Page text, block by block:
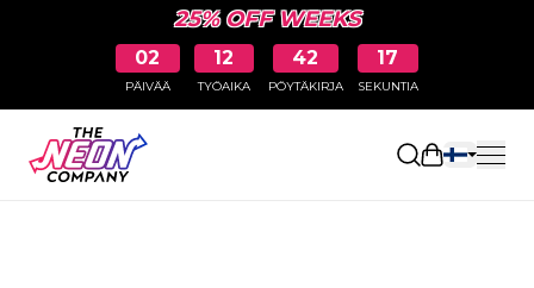
25% OFF WEEKS
02
PÄIVÄÄ
12
TYÖAIKA
42
PÖYTÄKIRJA
17
SEKUNTIA
Avaa
SIVUA EI LÖYDY